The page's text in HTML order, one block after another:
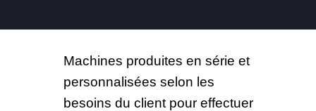
Machines produites en série et
personnalisées selon les
besoins du client pour effectuer